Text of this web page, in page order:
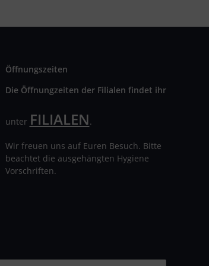
Öffnungszeiten
Die Öffnungzeiten der Filialen findet ihr
unter FILIALEN.
Wir freuen uns auf Euren Besuch. Bitte
beachtet die ausgehängten Hygiene
Vorschriften.